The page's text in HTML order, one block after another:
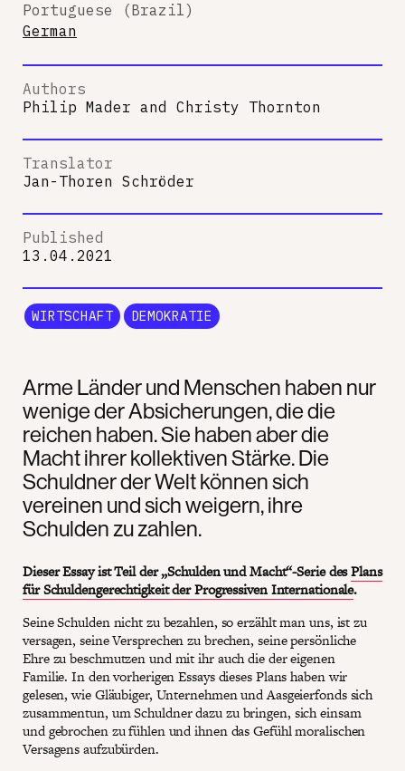
Arme Länder und Menschen haben nur
wenige der Absicherungen, die die
reichen haben. Sie haben aber die
Macht ihrer kollektiven Stärke. Die
Schuldner der Welt können sich
vereinen und sich weigern, ihre
Schulden zu zahlen.
Dieser Essay ist Teil der „Schulden und Macht“-Serie desPlans
für Schuldengerechtigkeit der Progressiven Internationale.
Seine Schulden nicht zu bezahlen, so erzählt man uns, ist zu
versagen, seine Versprechen zu brechen, seine persönliche
Ehre zu beschmutzen und mit ihr auch die der eigenen
Familie. In den vorherigen Essays dieses Plans haben wir
gelesen, wie Gläubiger, Unternehmen und Aasgeierfonds sich
zusammentun, um Schuldner dazu zu bringen, sich einsam
und gebrochen zu fühlen und ihnen das Gefühl moralischen
Versagens aufzubürden.
Portuguese (Brazil)
German
Authors
Philip Mader and Christy Thornton
Translator
Jan-Thoren Schröder
Published
13.04.2021
WIRTSCHAFT DEMOKRATIE